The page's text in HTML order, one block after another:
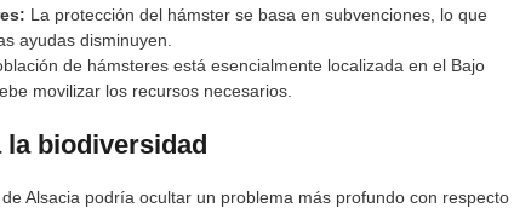
La protección del hámster se basa en subvenciones, lo que
ayudas disminuyen.
de hámsteres está esencialmente localizada en el Bajo
movilizar los recursos necesarios.
la biodiversidad
Alsacia podría ocultar un problema más profundo con respecto